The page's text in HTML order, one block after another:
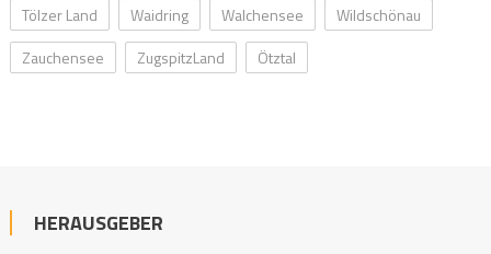
Tölzer Land
Waidring Walchensee
Wildschönau
Zauchensee
ZugspitzLand Ötztal
HERAUSGEBER